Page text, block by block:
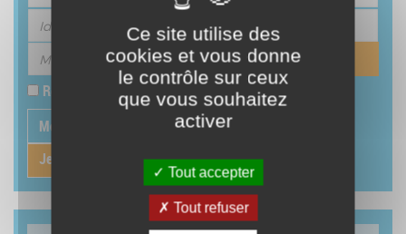
Rester connecté
Mot de passe oublié
Première connexion
Je veux adhérer au réseau
Ce site utilise des
cookies et vous donne
le contrôle sur ceux
que vous souhaitez
activer
Tout accepter
Tout refuser